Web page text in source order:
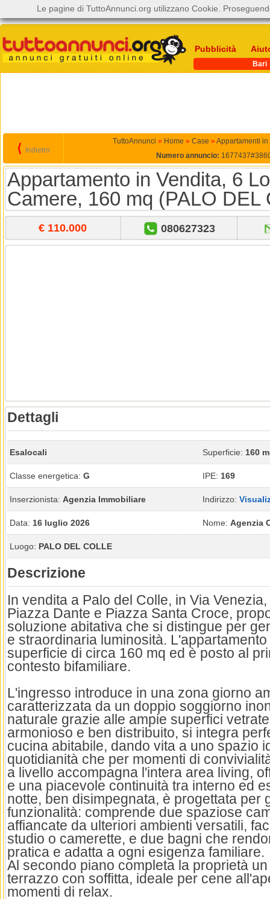
Pubblicità
Bari
⟨ Indietro
TuttoAnnunci » Home » Case » Appartamenti in
Numero annuncio:
Appartamento in Vendita, 6
Camere, 160 mq (PALO DEL
€ 110.000 080627323
Dettagli
Esalocali Superficie: 160
Classe energetica: G IPE: 169
Inserzionista: Agenzia Immobiliare Indirizzo:
Data: 16 luglio 2026 Nome: Agenzia
Luogo: PALO DEL COLLE
Descrizione
In vendita a Palo del Colle, in Via
Piazza Dante e Piazza Santa Croce,
soluzione abitativa che si distingue per
e straordinaria luminosità.
superficie di circa 160 mq ed è posto al
contesto bifamiliare.
L'ingresso introduce in una zona giorno
caratterizzata da un doppio soggiorno
naturale grazie alle ampie superfici
armonioso e ben distribuito, si integra
cucina abitabile, dando vita a uno spazio
quotidianità che per momenti di
a livello accompagna l'intera area living,
e una piacevole continuità tra interno ed
notte, ben disimpegnata, è progettata per
funzionalità: comprende due spaziose
affiancate da ulteriori ambienti versatili,
studio o camerette, e due bagni che
pratica e adatta a ogni esigenza familiare.
Al secondo piano completa la proprietà
terrazzo con soffitta, ideale per cene
momenti di relax.
Le pagine di TuttoAnnunci.org utilizzano Cookie.